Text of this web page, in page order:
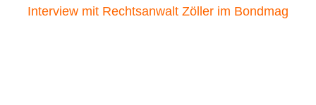
Interview mit Rechtsanwalt Zöller im Bondmag